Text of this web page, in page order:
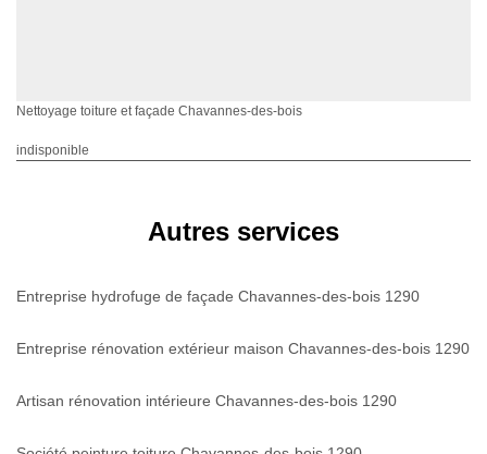
Nettoyage toiture et façade Chavannes-des-bois
indisponible
Autres services
Entreprise hydrofuge de façade Chavannes-des-bois 1290
Entreprise rénovation extérieur maison Chavannes-des-bois 1290
Artisan rénovation intérieure Chavannes-des-bois 1290